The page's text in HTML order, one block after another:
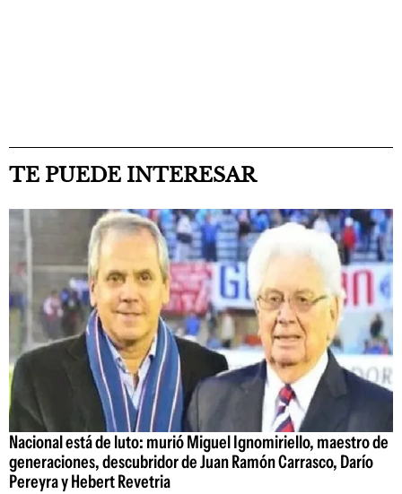
TE PUEDE INTERESAR
Nacional está de luto: murió Miguel Ignomiriello, maestro de
generaciones, descubridor de Juan Ramón Carrasco, Darío
Pereyra y Hebert Revetria